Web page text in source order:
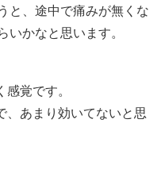
と、途中で痛みが無くな
いかなと思います。
覚です。
、あまり効いてないと思